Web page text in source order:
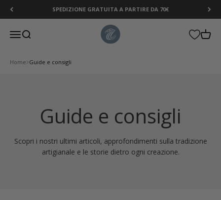
Vai al contenuto SPEDIZIONE GRATUITA A PARTIRE DA 70€
MenùCerca Tessitura Toscana Telerie
Home Guide e consigli
Guide e consigli
Scopri i nostri ultimi articoli, approfondimenti sulla tradizione
artigianale e le storie dietro ogni creazione.